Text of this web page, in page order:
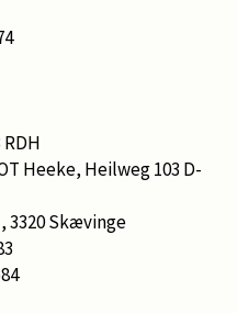
RDH
Heeke, Heilweg 103 D-
3320 Skævinge